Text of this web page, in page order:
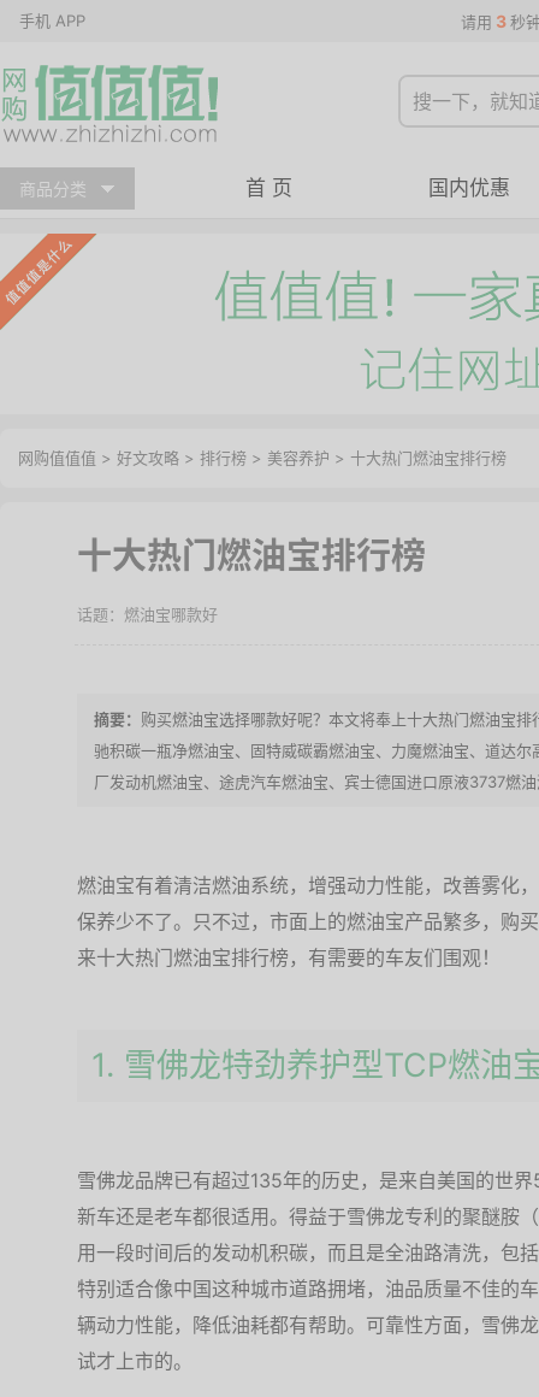
手机 APP 请用 3 秒
商品分类 首 页 国内优惠
网购值值值 > 好文攻略 > 排行榜 > 美容养护 > 十大热门燃油宝排行榜
十大热门燃油宝排行榜
燃油宝哪款好
购买燃油宝选择哪款好呢？本文将奉上十大热门燃油宝
驰积碳一瓶净燃油宝、固特威碳霸燃油宝、力魔燃油宝、道达
厂发动机燃油宝、途虎汽车燃油宝、宾士德国进口原液3737燃
燃油宝有着清洁燃油系统，增强动力性能，改善雾化
保养少不了。只不过，市面上的燃油宝产品繁多，购
来十大热门燃油宝排行榜，有需要的车友们围观！
1. 雪佛龙特劲养护型TCP燃油
雪佛龙品牌已有超过135年的历史，是来自美国的世
新车还是老车都很适用。得益于雪佛龙专利的聚醚胺
用一段时间后的发动机积碳，而且是全油路清洗，包
特别适合像中国这种城市道路拥堵，油品质量不佳的
辆动力性能，降低油耗都有帮助。可靠性方面，雪佛
试才上市的。